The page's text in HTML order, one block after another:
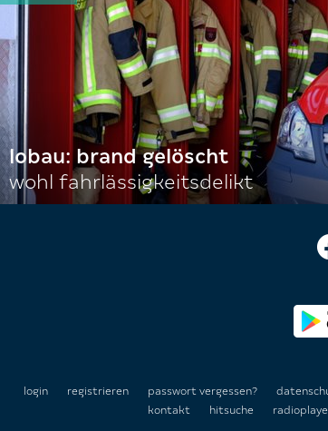
lobau: brand gelöscht
wohl fahrlässigkeitsdelikt
login registrieren passwort vergessen?
kontakt
hitsuche